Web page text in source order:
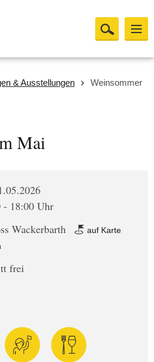
& Ausstellungen
Weinsommer
Mai
- 18:00 Uhr
Wackerbarth
auf Karte
frei